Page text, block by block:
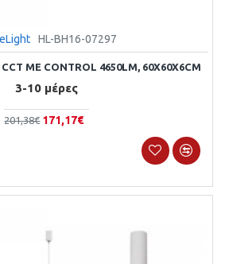
HL-BH16-07297
ΜΕ CONTROL 4650LM, 60X60X6CM
3-10 μέρες
201,38€ 171,17€